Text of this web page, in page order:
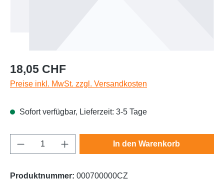
Regulärer Preis:
18,05 CHF
Preise inkl. MwSt. zzgl. Versandkosten
Sofort verfügbar, Lieferzeit: 3-5 Tage
Produkt Anzahl: Gib den gewünschten
In den Warenkorb
Produktnummer: 000700000CZ